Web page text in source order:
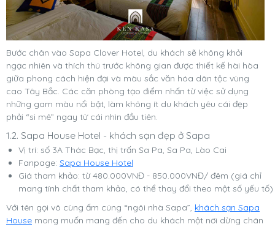
Bước chân vào Sapa Clover Hotel, du khách sẽ không khỏi
ngạc nhiên và thích thú trước không gian được thiết kế hài hòa
giữa phong cách hiện đại và màu sắc văn hóa dân tộc vùng
cao Tây Bắc. Các căn phòng tạo điểm nhấn từ việc sử dụng
những gam màu nổi bật, làm không ít du khách yêu cái đẹp
phải “si mê” ngay từ cái nhìn đầu tiên.
1.2. Sapa House Hotel - khách sạn đẹp ở Sapa
Vị trí: số 3A Thác Bạc, thị trấn Sa Pa, Sa Pa, Lào Cai
Fanpage: Sapa House Hotel
Giá tham khảo: từ 480.000VNĐ - 850.000VNĐ/ đêm (giá chỉ
mang tính chất tham khảo, có thể thay đổi theo một số yếu tố)
Với tên gọi vô cùng ấm cúng “ngôi nhà Sapa”, khách sạn Sapa
House mong muốn mang đến cho du khách một nơi dừng chân